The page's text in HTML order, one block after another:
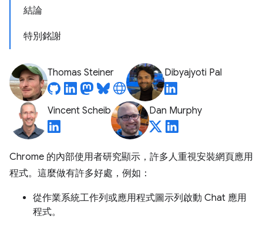
結論
特別銘謝
Thomas Steiner Dibyajyoti Pal
Vincent Scheib Dan Murphy
Chrome 的內部使用者研究顯示，許多人重視安裝網頁應用
程式。這麼做有許多好處，例如：
從作業系統工作列或應用程式圖示列啟動 Chat 應用
程式。